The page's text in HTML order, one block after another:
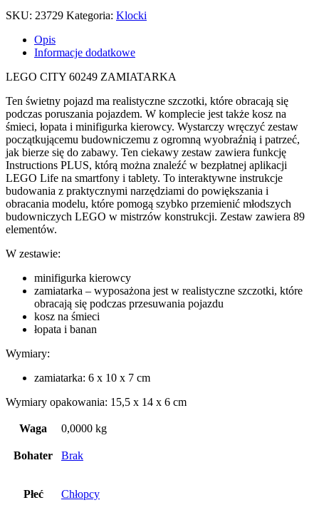
SKU: 23729 Kategoria: Klocki
Opis
Informacje dodatkowe
LEGO CITY 60249 ZAMIATARKA
Ten świetny pojazd ma realistyczne szczotki, które obracają się
podczas poruszania pojazdem. W komplecie jest także kosz na
śmieci, łopata i minifigurka kierowcy. Wystarczy wręczyć zestaw
początkującemu budowniczemu z ogromną wyobraźnią i patrzeć,
jak bierze się do zabawy. Ten ciekawy zestaw zawiera funkcję
Instructions PLUS, którą można znaleźć w bezpłatnej aplikacji
LEGO Life na smartfony i tablety. To interaktywne instrukcje
budowania z praktycznymi narzędziami do powiększania i
obracania modelu, które pomogą szybko przemienić młodszych
budowniczych LEGO w mistrzów konstrukcji. Zestaw zawiera 89
elementów.
W zestawie:
minifigurka kierowcy
zamiatarka – wyposażona jest w realistyczne szczotki, które
obracają się podczas przesuwania pojazdu
kosz na śmieci
łopata i banan
Wymiary:
zamiatarka: 6 x 10 x 7 cm
Wymiary opakowania: 15,5 x 14 x 6 cm
Waga 0,0000 kg
Bohater Brak
Płeć Chłopcy